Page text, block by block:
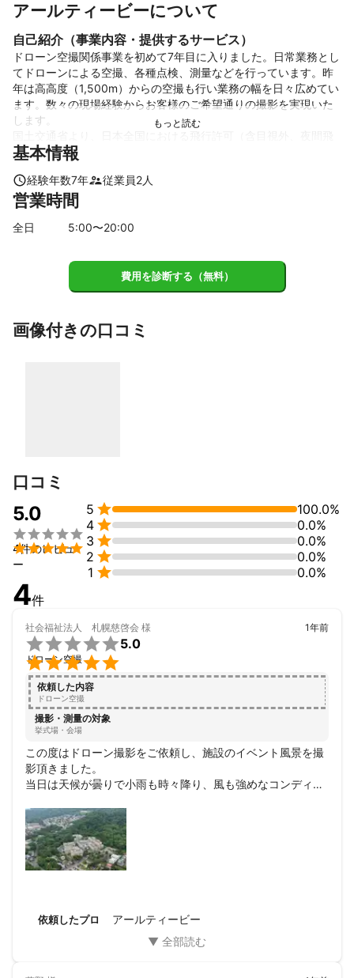
アールティービーについて
自己紹介（事業内容・提供するサービス）
ドローン空撮関係事業を初めて7年目に入りました。日常業務とし
てドローンによる空撮、各種点検、測量などを行っています。昨
年は高高度（1,500m）からの空撮も行い業務の幅を日々広めてい
ます。数々の現場経験からお客様のご希望通りの撮影を実現いた
します。
行）の承認を受けておりますので、急な撮影依頼を頂いた際にも
ドローンに関する事なら何でもご相談下さい。
た。上、飛行時間 1,650時間以上
・レーザー、写真測量
・工事進捗状況撮影
・外壁点検
アピールポイント
英国（CAA）、EU（EASA）、米国（FAA）のリモートパイロット
登録（非商用）も行っています。英国とスイスでの撮影実績も有
り、撮影に必要な英会話はできますので、撮影助手として海外へ
の同行も可能です。※海外渡航歴：80回以上
一眼レフの経験は40年以上です。静止画のご依頼も可能です。
所有資格：
一等無人航空機操縦士
JUIDAプラント点検専門操縦士
国家ライセンスドローンスクール講師
JUIDA認定無人航空機安全運行管理者
JUIDA認定無人航空機操縦技能
DJI CAMPインストラクター
DPCA認定災害調査撮影技能士
DPCA認定計測撮影技能士
赤外線建物診断技能師
第三級陸上特殊無線技士
第四級アマチュア無線技士
防災士
基本情報
経験年数7年 従業員2人
営業時間
全日 5:00〜20:00
費用を診断する（無料）
画像付きの口コミ
口コミ
5.0


4件のレビュ
ー
5 
100.0%
4 
0.0%
3 
0.0%
2 
0.0%
1  0.0%
4件
社会福祉法人 札幌慈啓会 様


5.0
ドローン空撮
1年前
依頼した内容
ドローン空撮
撮影・測量の対象
挙式場・会場
この度はドローン撮影をご依頼し、施設のイベント風景を撮
影頂きました。
当日は天候が曇りで小雨も時々降り、風も強めなコンディシ
様々なアングルから丁寧に撮影を頂きました。施設の全景
も、かなり上空から
撮影をいただいており、頂戴した静止画、動画データを見て
感動しております。
す。
本当にありがとうございました。
依頼したプロ アールティービー